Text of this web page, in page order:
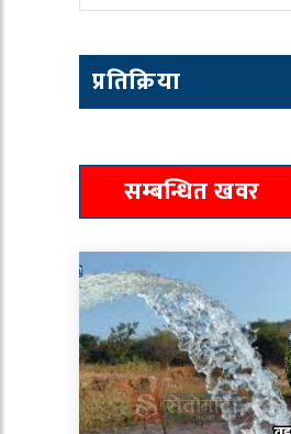
प्रतिक्रिया
सम्बन्धित खवर